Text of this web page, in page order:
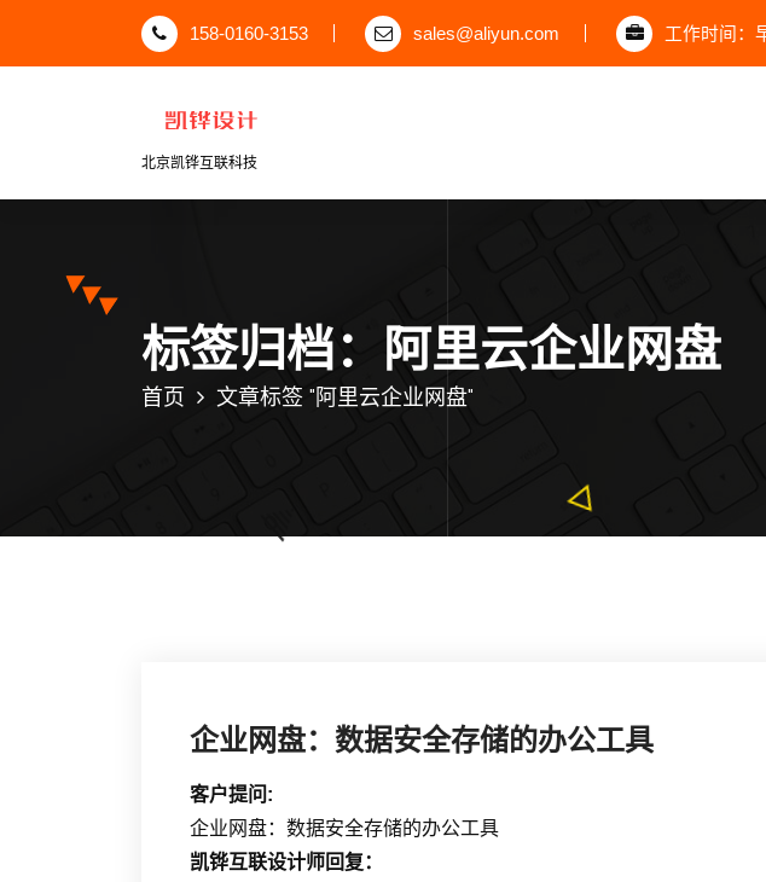
正
158-0160-3153 sales@aliyun.com 工作时间：
北京凯铧互联科技
标签归档：阿里云企业网盘
首页 文章标签 "阿里云企业网盘"
企业网盘：数据安全存储的办公工具
客户提问:
企业网盘：数据安全存储的办公工具
凯铧互联设计师回复：